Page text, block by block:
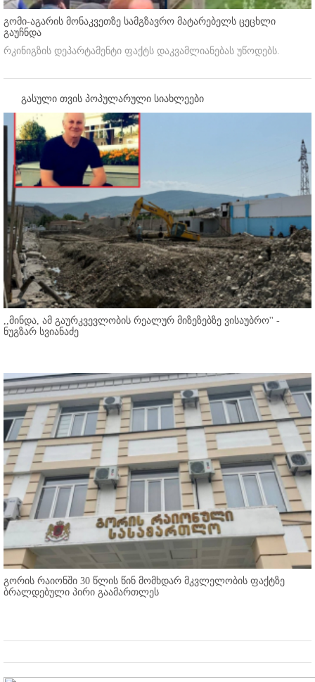
გომი-აგარის მონაკვეთზე სამგზავრო მატარებელს ცეცხლი
გაუჩნდა
რკინიგზის დეპარტამენტი ფაქტს დაკვამლიანებას უწოდებს.
გასული თვის პოპულარული სიახლეები
,,მინდა, ამ გაურკვევლობის რეალურ მიზეზებზე ვისაუბრო'' -
ნუგზარ სვიანაძე
გორის რაიონში 30 წლის წინ მომხდარ მკვლელობის ფაქტზე
ბრალდებული პირი გაამართლეს